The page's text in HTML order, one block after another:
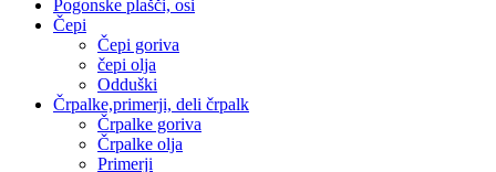
Pogonske plašči, osi
Čepi
Čepi goriva
čepi olja
Odduški
Črpalke,primerji, deli črpalk
Črpalke goriva
Črpalke olja
Primerji